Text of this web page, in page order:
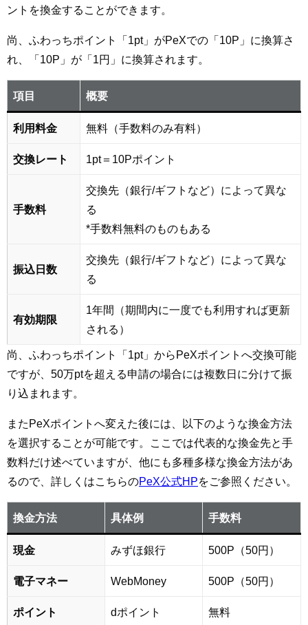
ントを換金することができます。
尚、ふわっちポイント「1pt」がPeXでの「10P」に換算さ
れ、「10P」が「1円」に換算されます。
項目 概要
利用料金 無料（手数料のみ有料）
交換レート 1pt＝10Pポイント
手数料
交換先（銀行/ギフトなど）によって異な
る
*手数料無料のものもある
振込日数
交換先（銀行/ギフトなど）によって異な
る
有効期限
1年間（期間内に一度でも利用すれば更新
される）
尚、ふわっちポイント「1pt」からPeXポイントへ交換可能
ですが、50万ptを超える申請の場合には複数日に分けて振
り込まれます。
またPeXポイントへ変えた後には、以下のような換金方法
を選択することが可能です。ここでは代表的な換金先と手
数料だけ述べていますが、他にも多種多様な換金方法があ
るので、詳しくはこちらのPeX公式HPをご参照ください。
換金方法 具体例 手数料
現金 みずほ銀行 500P（50円）
電子マネー WebMoney 500P（50円）
ポイント dポイント 無料